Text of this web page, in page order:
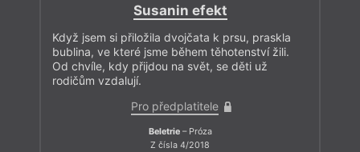
Susanin efekt
Když jsem si přiložila dvojčata k prsu, praskla
bublina, ve které jsme během těhotenství žili.
Od chvíle, kdy přijdou na svět, se děti už
rodičům vzdalují.
Pro předplatitele
Beletrie– Próza
Z čísla 4/2018